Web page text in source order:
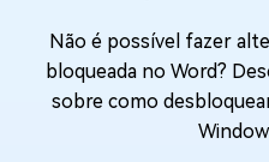
Não é possível fazer
bloqueada no Word?
sobre como